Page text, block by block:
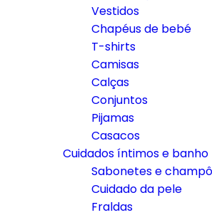
Vestidos
Chapéus de bebé
T-shirts
Camisas
Calças
Conjuntos
Pijamas
Casacos
Cuidados íntimos e
Sabonetes e
Cuidado da pele
Fraldas